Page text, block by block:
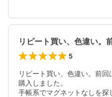
5
リピート買い、色違い。前
購入しました。
手帳系でマグネットなしを探